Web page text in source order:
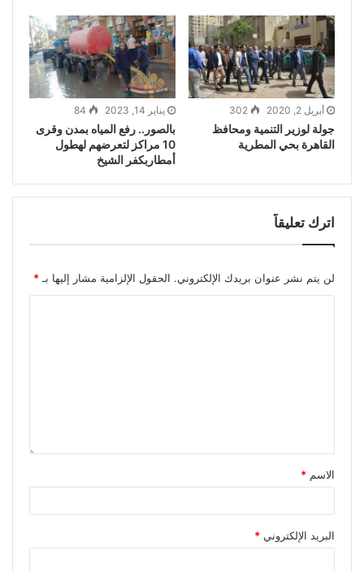
أبريل 2, 2020 302
جولة لوزير التنمية ومحافظ
القاهرة بحي المطرية
يناير 14, 2023 84
بالصور.. رفع المياه بمدن وقرى
10 مراكز لتعرضهم لهطول
أمطاربكفر الشيخ
اترك تعليقاً
لن يتم نشر عنوان بريدك الإلكتروني. الحقول الإلزامية مشار إليها بـ *
الاسم *
البريد الإلكتروني *